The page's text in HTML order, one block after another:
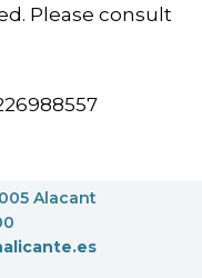
Please consult
Alacant